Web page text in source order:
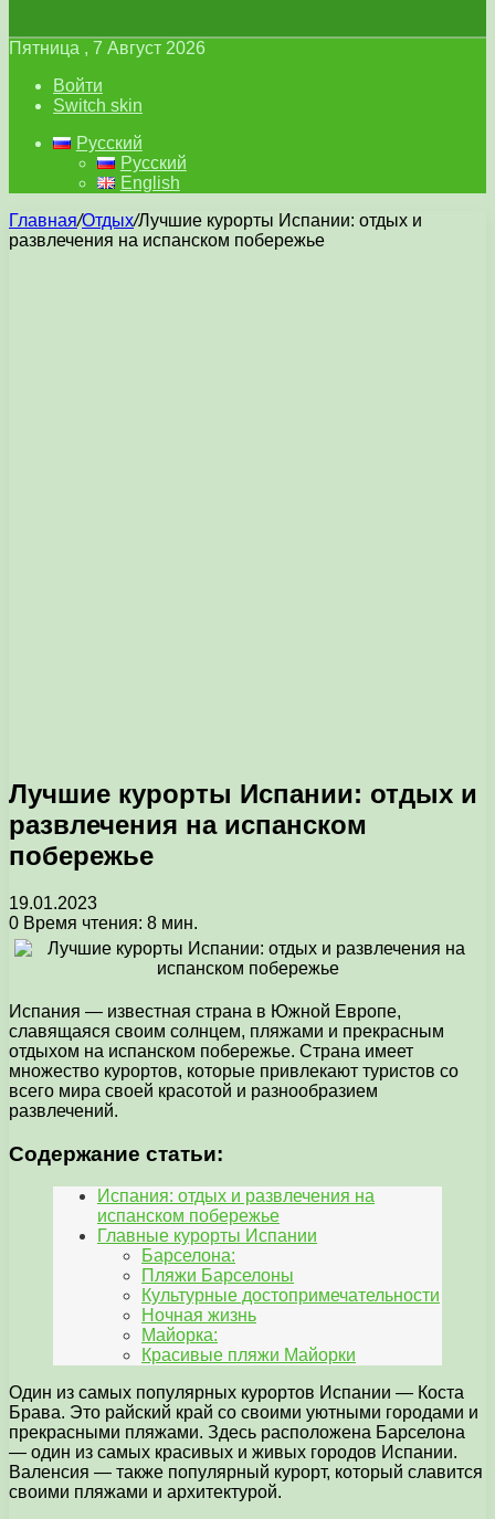
Пятница , 7 Август 2026
Войти
Switch skin
Русский
Русский
English
Главная/Отдых/Лучшие курорты Испании: отдых и
развлечения на испанском побережье
Лучшие курорты Испании: отдых и
развлечения на испанском
побережье
19.01.2023
0 Время чтения: 8 мин.
Испания — известная страна в Южной Европе,
славящаяся своим солнцем, пляжами и прекрасным
отдыхом на испанском побережье. Страна имеет
множество курортов, которые привлекают туристов со
всего мира своей красотой и разнообразием
развлечений.
Содержание статьи:
Испания: отдых и развлечения на
испанском побережье
Главные курорты Испании
Барселона:
Пляжи Барселоны
Культурные достопримечательности
Ночная жизнь
Майорка:
Красивые пляжи Майорки
Один из самых популярных курортов Испании — Коста
Брава. Это райский край со своими уютными городами и
прекрасными пляжами. Здесь расположена Барселона
— один из самых красивых и живых городов Испании.
Валенсия — также популярный курорт, который славится
своими пляжами и архитектурой.